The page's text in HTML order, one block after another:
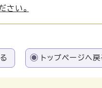
さい。
トップページへ戻